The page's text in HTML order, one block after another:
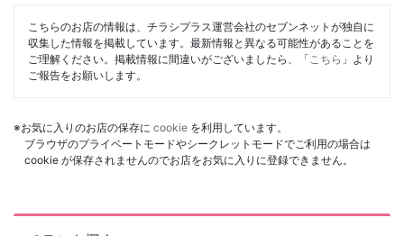
こちらのお店の情報は、チラシプラス運営会社のセブンネットが独自に
収集した情報を掲載しています。最新情報と異なる可能性があることを
ご理解ください。掲載情報に間違いがございましたら、「 こちら 」より
ご報告をお願いします。
※お気に入りのお店の保存に cookie を利用しています。
ブラウザのプライベートモードやシークレットモードでご利用の場合は
cookie が保存されませんのでお店をお気に入りに登録できません。